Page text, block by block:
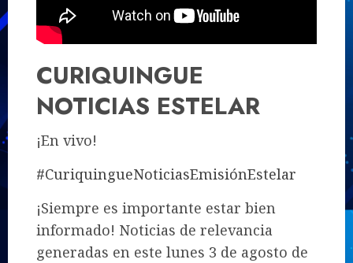
CURIQUINGUE
NOTICIAS ESTELAR
¡En vivo!
#CuriquingueNoticiasEmisiónEstelar
¡Siempre es importante estar bien
informado! Noticias de relevancia
generadas en este lunes 3 de agosto de